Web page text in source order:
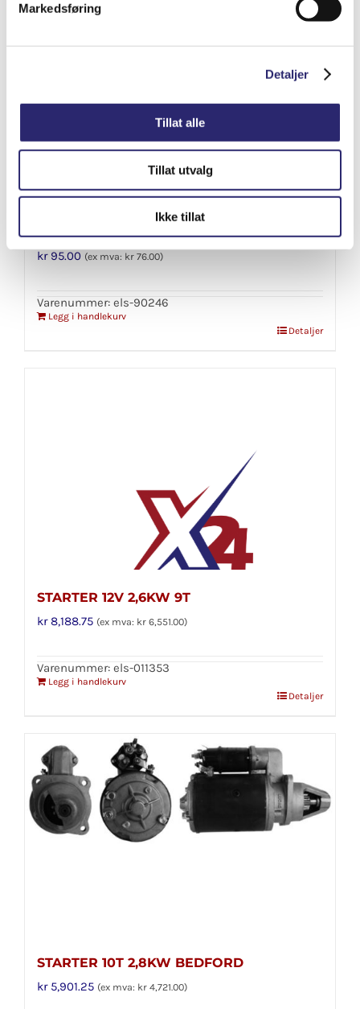
Markedsføring
Detaljer
Tillat alle
Tillat utvalg
Ikke tillat
Batterivann 5ltr (destillert)
kr95.00 (ex mva: kr 76.00)
Varenummer: els-90246
Legg i handlekurv
Detaljer
STARTER 12V 2,6KW 9T
kr8,188.75 (ex mva: kr 6,551.00)
Varenummer: els-011353
Legg i handlekurv
Detaljer
STARTER 10T 2,8KW BEDFORD
kr5,901.25 (ex mva: kr 4,721.00)